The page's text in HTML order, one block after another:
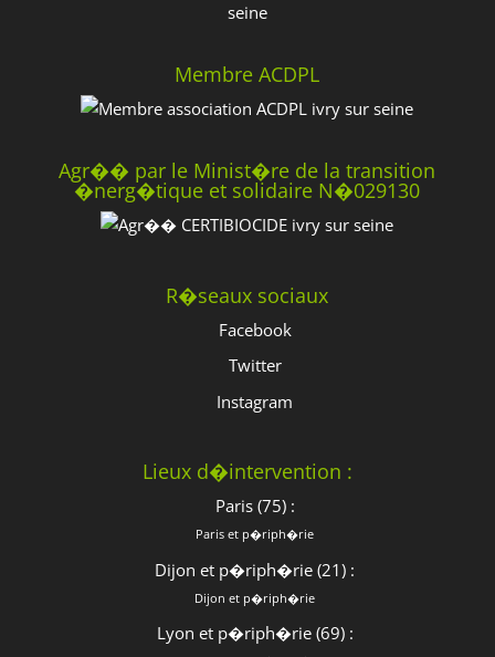
Membre ACDPL
Agr�� par le Minist�re de la transition
�nerg�tique et solidaire N�029130
R�seaux sociaux
Facebook
Twitter
Instagram
Lieux d�intervention :
Paris (75) :
Paris et p�riph�rie
Dijon et p�riph�rie (21) :
Dijon et p�riph�rie
Lyon et p�riph�rie (69) :